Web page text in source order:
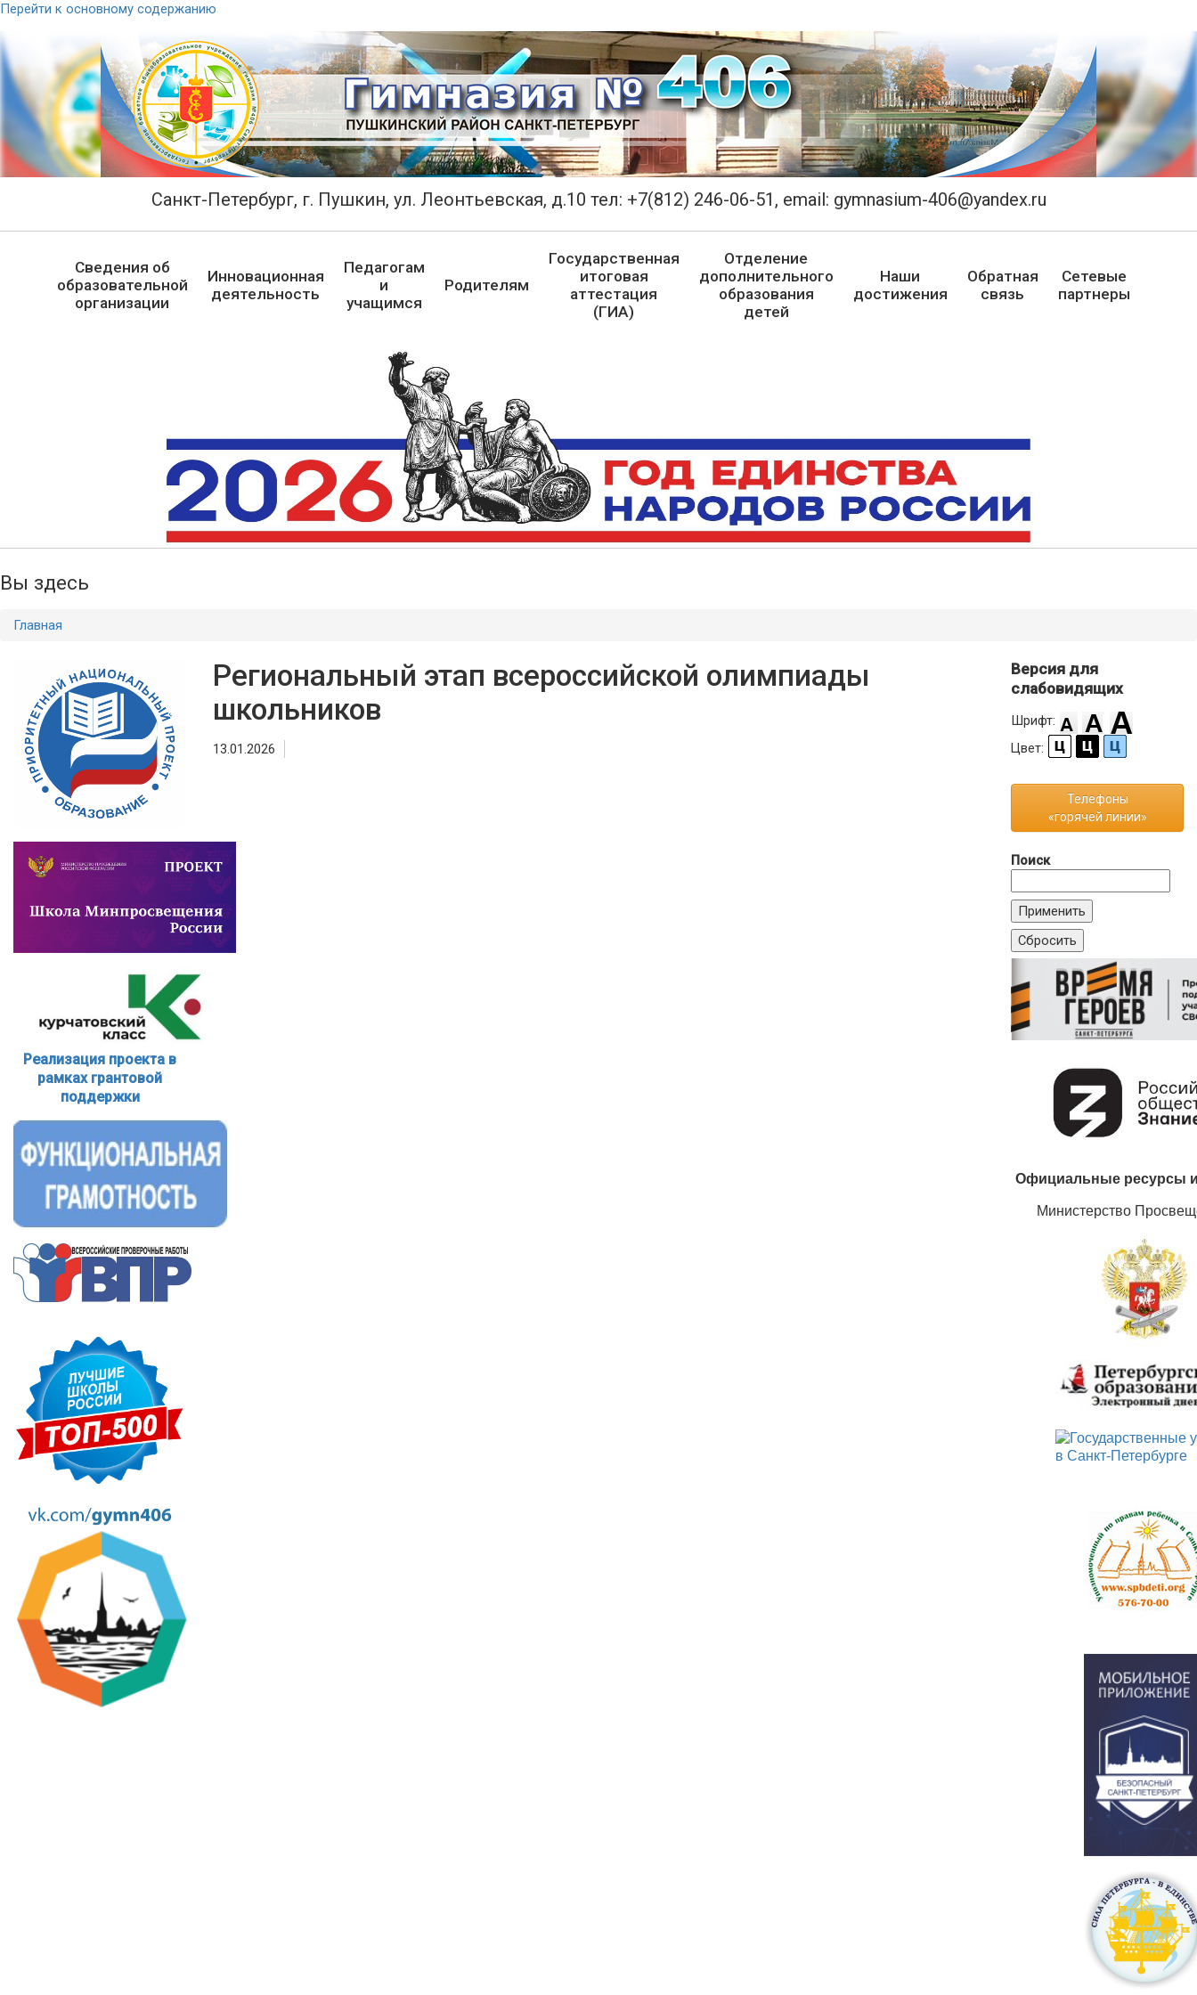
Перейти к основному содержанию
Санкт-Петербург, г. Пушкин, ул. Леонтьевская, д.10 тел: +7(812) 246-06-51, email: gymnasium-406@yandex.ru
Сведения об
образовательной
организации
Инновационная
деятельность
Педагогам
и
учащимся
Родителям
Государственная
итоговая
аттестация
(ГИА)
Отделение
дополнительного
образования
детей
Наши
достижения
Обратная
связь
Сетевые
партнеры
Вы здесь
Главная
Реализация проекта в
рамках грантовой
поддержки
Региональный этап всероссийской олимпиады
школьников
13.01.2026
Версия для
слабовидящих
Шрифт:
Цвет:
Телефоны
«горячей линии»
Поиск
Официальные ресурсы
Министерство